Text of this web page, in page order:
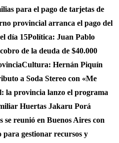
para el pago de tarjetas de
provincial arranca el pago del
día 15Política: Juan Pablo
de la deuda de $40.000
Cultura: Hernán Piquín
a Soda Stereo con «Me
la provincia lanzo el programa
Huertas Jakaru Porá
reunió en Buenos Aires con
gestionar recursos y